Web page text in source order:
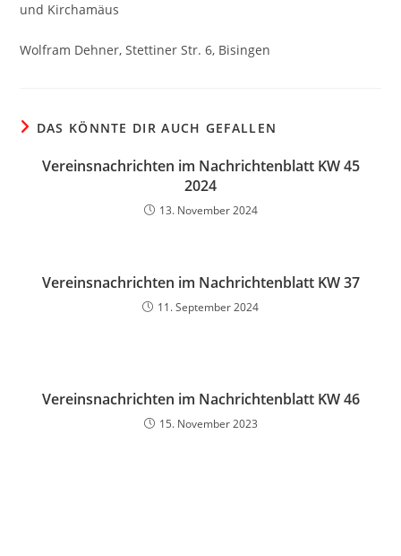
und Kirchamäus
Wolfram Dehner, Stettiner Str. 6, Bisingen
DAS KÖNNTE DIR AUCH GEFALLEN
Vereinsnachrichten im Nachrichtenblatt KW 45
2024
13. November 2024
Vereinsnachrichten im Nachrichtenblatt KW 37
11. September 2024
Vereinsnachrichten im Nachrichtenblatt KW 46
15. November 2023